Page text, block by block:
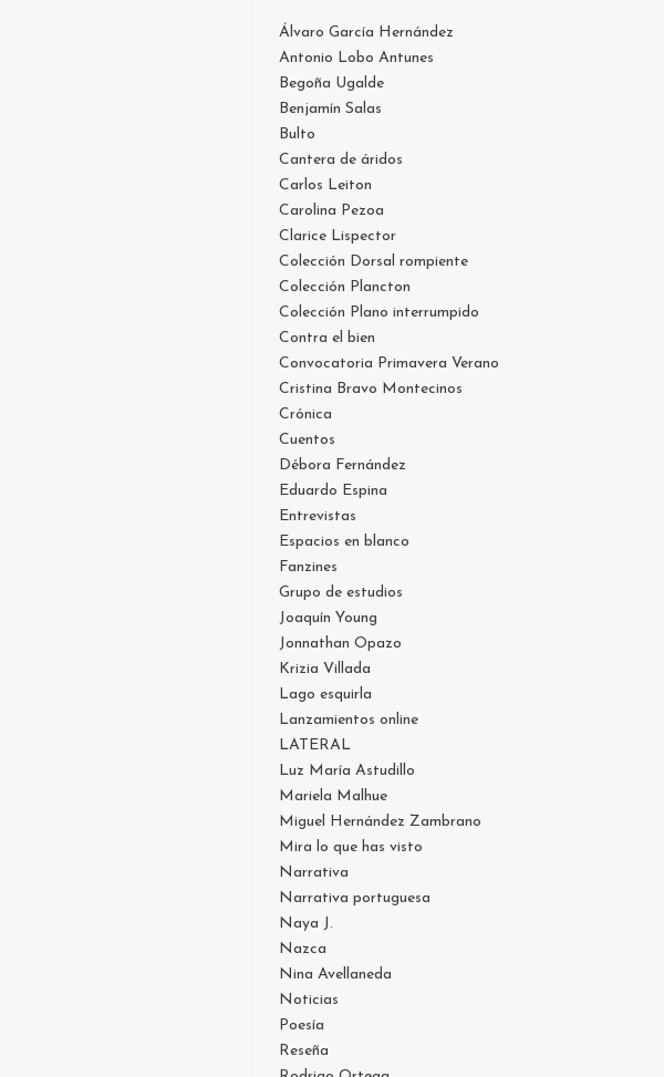
Álvaro García Hernández
Antonio Lobo Antunes
Begoña Ugalde
Benjamín Salas
Bulto
Cantera de áridos
Carlos Leiton
Carolina Pezoa
Clarice Lispector
Colección Dorsal rompiente
Colección Plancton
Colección Plano interrumpido
Contra el bien
Convocatoria Primavera Verano
Cristina Bravo Montecinos
Crónica
Cuentos
Débora Fernández
Eduardo Espina
Entrevistas
Espacios en blanco
Fanzines
Grupo de estudios
Joaquín Young
Jonnathan Opazo
Krizia Villada
Lago esquirla
Lanzamientos online
LATERAL
Luz María Astudillo
Mariela Malhue
Miguel Hernández Zambrano
Mira lo que has visto
Narrativa
Narrativa portuguesa
Naya J.
Nazca
Nina Avellaneda
Noticias
Poesía
Reseña